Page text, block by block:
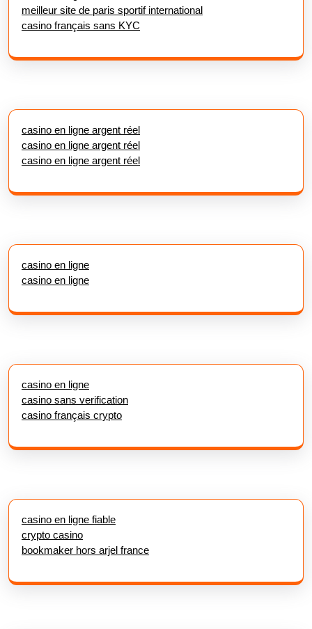
meilleur site de paris sportif international
casino français sans KYC
casino en ligne argent réel
casino en ligne argent réel
casino en ligne argent réel
casino en ligne
casino en ligne
casino en ligne
casino sans verification
casino français crypto
casino en ligne fiable
crypto casino
bookmaker hors arjel france